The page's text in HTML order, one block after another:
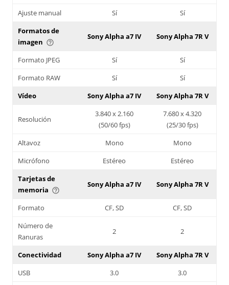
Ajuste manual Sí
Sí
Formatos de
imagen help_outline
Sony Alpha a7 IV Sony Alpha 7R V
Formato JPEG Sí
Sí
Formato RAW
Sí
Sí
Vídeo
Sony Alpha a7 IV Sony Alpha 7R V
Resolución
3.840 x 2.160
(50/60 fps)
7.680 x 4.320
(25/30 fps)
Altavoz
Mono
Mono
Micrófono
Estéreo
Estéreo
Tarjetas de
memoria help_outline
Sony Alpha a7 IV Sony Alpha 7R V
Formato CF, SD
CF, SD
Número de
Ranuras
2 2
Conectividad Sony Alpha a7 IV
Sony Alpha 7R V
USB
3.0
3.0